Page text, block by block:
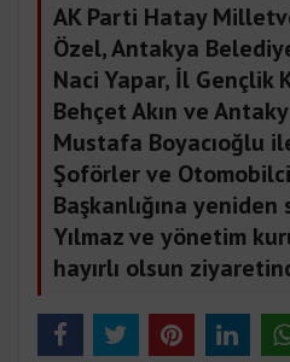
AK Parti Hatay
Özel, Antakya
Naci Yapar, İl Gençlik
Behçet Akın ve
Mustafa Boyacıoğlu
Şoförler ve
Başkanlığına
Yılmaz ve yönetim
hayırlı olsun